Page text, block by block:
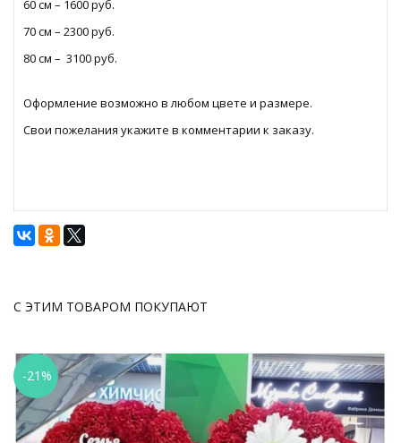
60 см – 1600 руб.
70 см – 2300 руб.
80 см – 3100 руб.
Оформление возможно в любом цвете и размере.
Свои пожелания укажите в комментарии к заказу.
С ЭТИМ ТОВАРОМ ПОКУПАЮТ
-21%